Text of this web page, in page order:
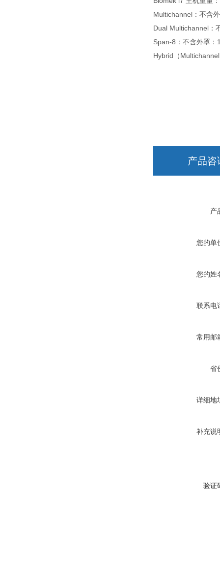
Multichannel ：不含
Dual Multichannel ：
Span-8 ：不含外罩：
Hybrid （
产品咨
产
您的单
您的姓
联系电
常用邮
省
详细地
补充说
验证